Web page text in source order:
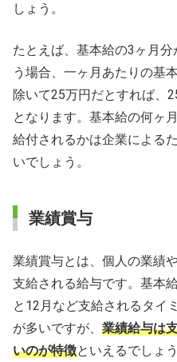
しょう。
たとえば、基本給の3ヶ月
う場合、一ヶ月あたりの基
除いて25万円だとすれば、
となります。基本給の何ヶ
給付されるかは企業による
いでしょう。
業績賞与
業績賞与とは、個人の業績
支給される給与です。基本
と12月など支給されるタイ
が多いですが、 業績給与は
いのが特徴といえるでしょう